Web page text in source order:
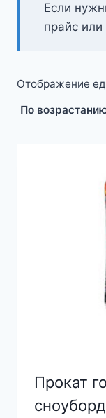
Если
прайс или
Отображение
Прокат